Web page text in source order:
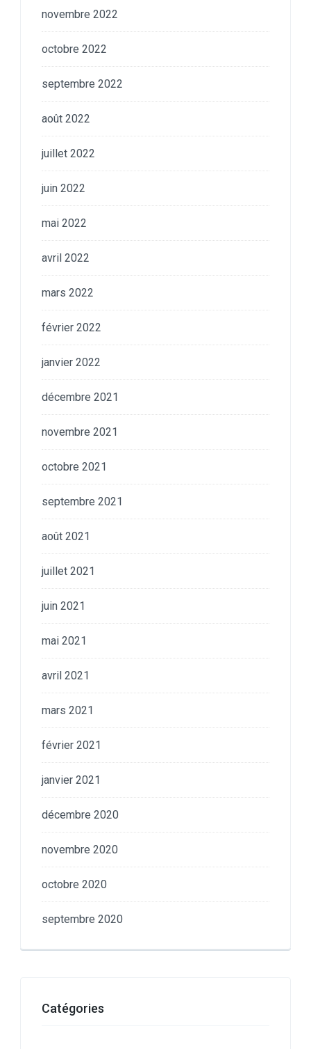
novembre 2022
octobre 2022
septembre 2022
août 2022
juillet 2022
juin 2022
mai 2022
avril 2022
mars 2022
février 2022
janvier 2022
décembre 2021
novembre 2021
octobre 2021
septembre 2021
août 2021
juillet 2021
juin 2021
mai 2021
avril 2021
mars 2021
février 2021
janvier 2021
décembre 2020
novembre 2020
octobre 2020
septembre 2020
Catégories